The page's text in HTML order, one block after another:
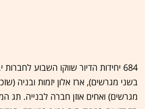
684 יחידות הדיור שווקו השבוע
בשני מגרשים), ארז אלון יזמות ובניה
מגרשים) ואחים אוזן חברה לבנייה. תג